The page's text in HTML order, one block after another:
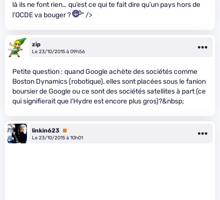
là ils ne font rien… qu’est ce qui te fait dire qu’un pays hors de
l’OCDE va bouger ?
" />
zip
Le 23/10/2015 à 09h56
Petite question : quand Google achète des sociétés comme
Boston Dynamics (robotique), elles sont placées sous le fanion
boursier de Google ou ce sont des sociétés satellites à part (ce
qui signifierait que l’Hydre est encore plus gros)?&nbsp;
linkin623 Premium
Le 23/10/2015 à 10h01